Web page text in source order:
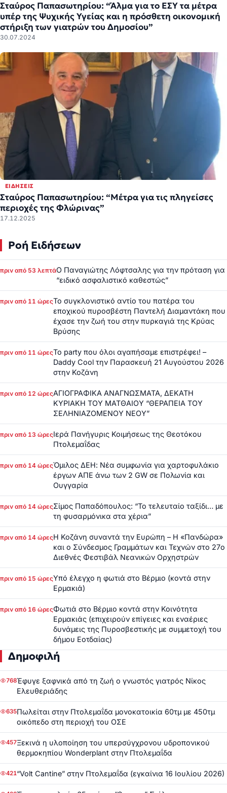
Σταύρος Παπασωτηρίου: “Άλμα για το ΕΣΥ τα μέτρα
υπέρ της Ψυχικής Υγείας και η πρόσθετη οικονομική
στήριξη των γιατρών του Δημοσίου”
30.07.2024
ΕΙΔΉΣΕΙΣ
Σταύρος Παπασωτηρίου: “Μέτρα για τις πληγείσες
περιοχές της Φλώρινας”
17.12.2025
Ροή Ειδήσεων
πριν από 53 λεπτάΟ Παναγιώτης Λόφτσαλης για την πρόταση για
“ειδικό ασφαλιστικό καθεστώς”
πριν από 11 ώρεςΤο συγκλονιστικό αντίο του πατέρα του
εποχικού πυροσβέστη Παντελή Διαμαντάκη που
έχασε την ζωή του στην πυρκαγιά της Κρύας
Βρύσης
πριν από 11 ώρεςΤο party που όλοι αγαπήσαμε επιστρέφει! –
Daddy Cool την Παρασκευή 21 Αυγούστου 2026
στην Κοζάνη
πριν από 12 ώρεςΑΓΙΟΓΡΑΦΙΚΑ ΑΝΑΓΝΩΣΜΑΤΑ, ΔΕΚΑΤΗ
ΚΥΡΙΑΚΗ ΤΟΥ ΜΑΤΘΑΙΟΥ “ΘΕΡΑΠΕΙΑ ΤΟΥ
ΣΕΛΗΝΙΑΖΟΜΕΝΟΥ ΝΕΟΥ”
πριν από 13 ώρεςΙερά Πανήγυρις Κοιμήσεως της Θεοτόκου
Πτολεμαΐδας
πριν από 14 ώρεςΌμιλος ΔΕΗ: Νέα συμφωνία για χαρτοφυλάκιο
έργων ΑΠΕ άνω των 2 GW σε Πολωνία και
Ουγγαρία
πριν από 14 ώρεςΣίμος Παπαδόπουλος: “Το τελευταίο ταξίδι… με
τη φυσαρμόνικα στα χέρια”
πριν από 14 ώρεςΗ Κοζάνη συναντά την Ευρώπη – Η «Πανδώρα»
και ο Σύνδεσμος Γραμμάτων και Τεχνών στο 27ο
Διεθνές Φεστιβάλ Νεανικών Ορχηστρών
πριν από 15 ώρεςΥπό έλεγχο η φωτιά στο Βέρμιο (κοντά στην
Ερμακιά)
πριν από 16 ώρεςΦωτιά στο Βέρμιο κοντά στην Κοινότητα
Ερμακιάς (επιχειρούν επίγειες και εναέριες
δυνάμεις της Πυροσβεστικής με συμμετοχή του
δήμου Εοτδαίας)
Δημοφιλή
768Έφυγε ξαφνικά από τη ζωή ο γνωστός γιατρός Νίκος
Ελευθεριάδης
635Πωλείται στην Πτολεμαΐδα μονοκατοικία 60τμ με 450τμ
οικόπεδο στη περιοχή του ΟΣΕ
457Ξεκινά η υλοποίηση του υπερσύγχρονου υδροπονικού
θερμοκηπίου Wonderplant στην Πτολεμαΐδα
421“Volt Cantine” στην Πτολεμαΐδα (εγκαίνια 16 Ιουλίου 2026)